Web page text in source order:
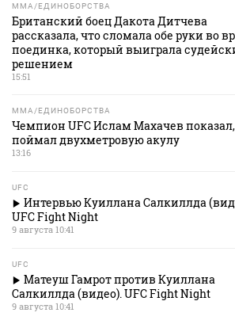
MMA/ЕДИНОБОРСТВА
Британский боец Дакота Дитчева
рассказала, что сломала обе руки во
поединка, который выиграла
решением
15:51
MMA/ЕДИНОБОРСТВА
Чемпион UFC Ислам Махачев
поймал двухметровую акулу
13:16
UFC
Интервью Куиллана Салкиллда
UFC Fight Night
9 августа 10:41
UFC
Матеуш Гамрот против Куиллана
Салкиллда (видео). UFC Fight Night
9 августа 10:41